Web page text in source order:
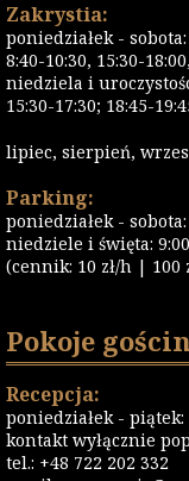
Zakrystia:
poniedziałek - sobota:
8:40-10:30, 15:30-
niedziela i
15:30-17:30; 18:45-
lipiec, sierpień,
Parking:
poniedziałek - sobota:
niedziele i święta:
(cennik: 10 zł/h | 100
Pokoje
Recepcja:
poniedziałek - piątek:
kontakt wyłącznie
tel.: +48 722 202 332